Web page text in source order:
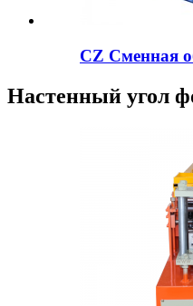
CZ Сменная
Настенный угол